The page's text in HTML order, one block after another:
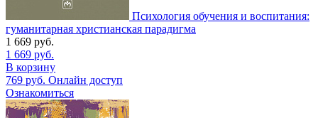
Психология обучения и воспитания:
гуманитарная христианская парадигма
1 669 руб.
1 669 руб.
В корзину
769 руб. Онлайн доступ
Ознакомиться